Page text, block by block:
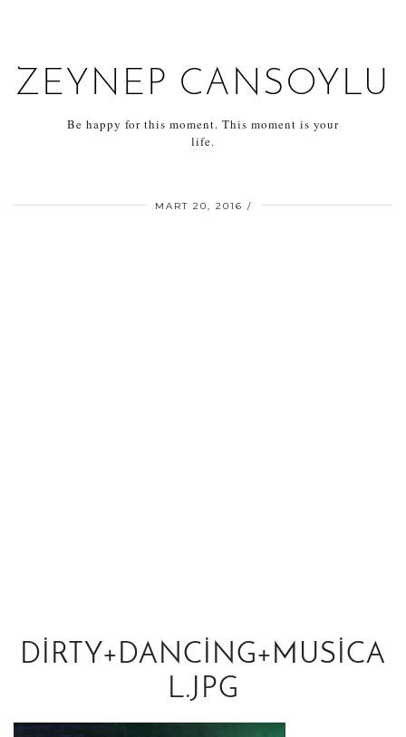
ZEYNEP CANSOYLU
Be happy for this moment. This moment is your
life.
MART 20, 2016
DIRTY+DANCING+MUSICA
L.JPG